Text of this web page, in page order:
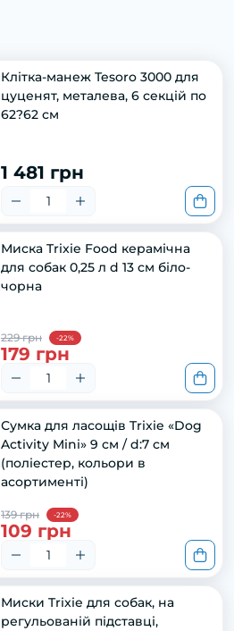
Клітка-манеж Tesoro 3000 для
цуценят, металева, 6 секцій по
62?62 см
1 481 грн
Миска Trixie Food керамічна
для собак 0,25 л d 13 см біло-
чорна
229 грн -22%
179 грн
Сумка для ласощів Trixie «Dog
Activity Mini» 9 см / d:7 см
(поліестер, кольори в
асортименті)
139 грн -22%
109 грн
Миски Trixie для собак, на
регульованій підставці,